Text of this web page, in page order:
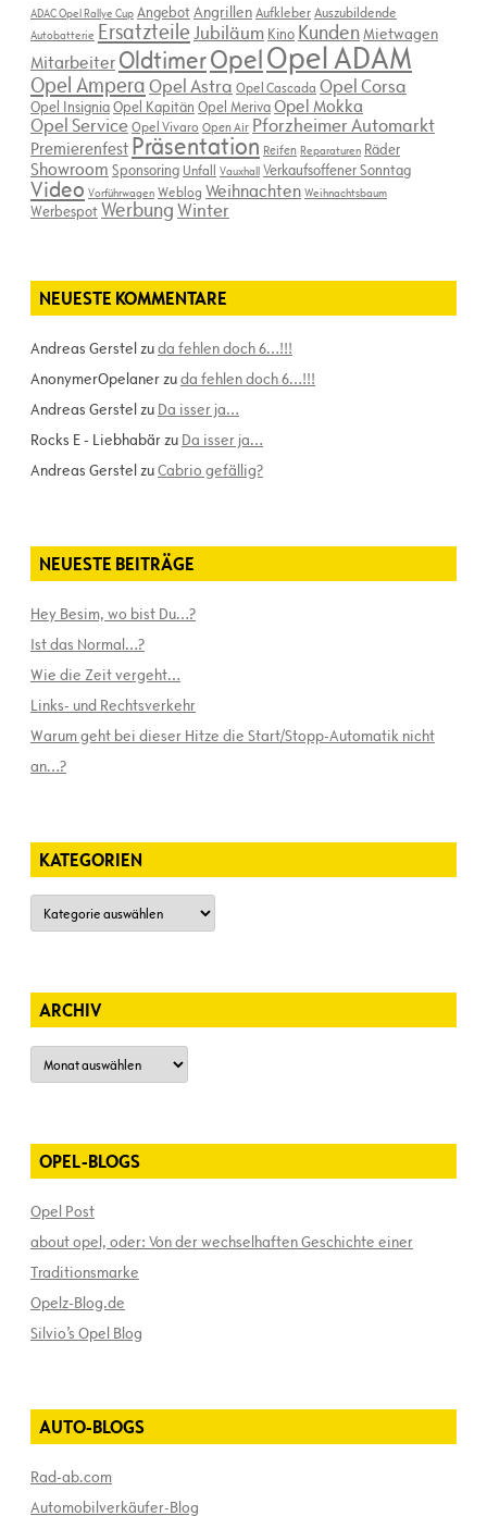
ADAC Opel Rallye Cup AngebotAngrillenAufkleberAuszubildende
Autobatterie ErsatzteileJubiläum Kino KundenMietwagen
Mitarbeiter OldtimerOpelOpel ADAM
Opel AmperaOpel Astra Opel Cascada Opel Corsa
Opel InsigniaOpel Kapitän Opel MerivaOpel Mokka
Opel ServiceOpel Vivaro Open Air Pforzheimer Automarkt
Premierenfest Präsentation Reifen Reparaturen Räder
Showroom Sponsoring Unfall Vauxhall Verkaufsoffener Sonntag
Video Vorführwagen Weblog Weihnachten Weihnachtsbaum
WerbespotWerbungWinter
NEUESTE KOMMENTARE
Andreas Gerstelzuda fehlen doch 6…!!!
AnonymerOpelanerzuda fehlen doch 6…!!!
Andreas Gerstelzu Da isser ja…
Rocks E - Liebhabärzu Da isser ja…
Andreas GerstelzuCabrio gefällig?
NEUESTE BEITRÄGE
Hey Besim, wo bist Du…?
Ist das Normal…?
Wie die Zeit vergeht…
Links- und Rechtsverkehr
Warum geht bei dieser Hitze die Start/Stopp-Automatik nicht
an…?
KATEGORIEN
Kategorien
ARCHIV
Archiv
OPEL-BLOGS
Opel Post
about opel, oder: Von der wechselhaften Geschichte einer
Traditionsmarke
Opelz-Blog.de
Silvio’s Opel Blog
AUTO-BLOGS
Rad-ab.com
Automobilverkäufer-Blog